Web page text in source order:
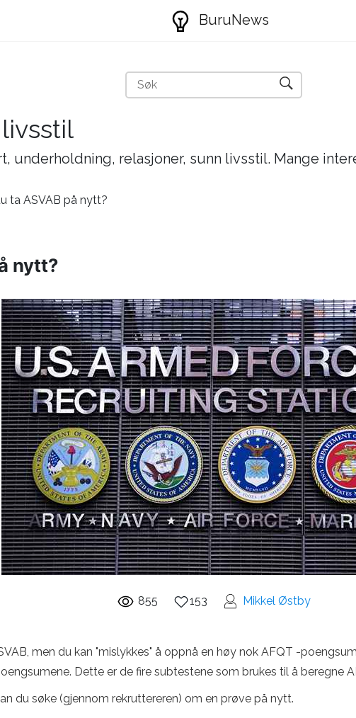
BuruNews
underholdning, relasjoner, sunn livsstil. Mange
ta ASVAB på nytt?
nytt?
855 153 Mikkel Østby
men du kan "mislykkes" å oppnå en høy nok AFQT -
Dette er de fire subtestene som brukes til å beregne
du søke (gjennom rekruttereren) om en prøve på nytt.